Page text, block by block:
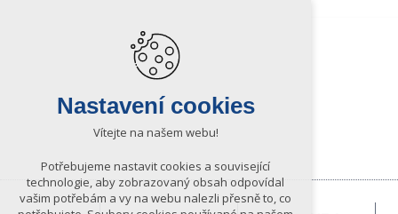
Nastavení cookies
Vítejte na našem webu!
Potřebujeme nastavit cookies a související
technologie, aby zobrazovaný obsah odpovídal
vašim potřebám a vy na webu nalezli přesně to, co